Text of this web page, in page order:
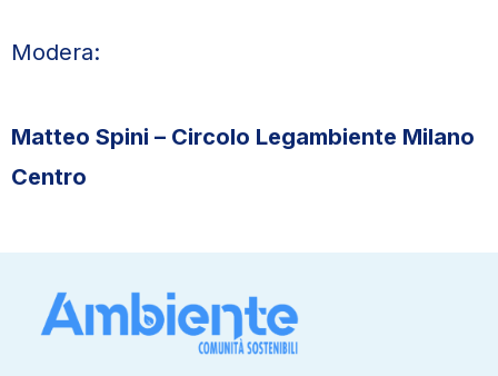
Modera:
Matteo Spini – Circolo Legambiente Milano
Centro